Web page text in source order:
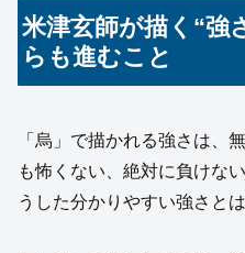
米津玄師が描く“強
らも進むこと
「烏」で描かれる強さは、
も怖くない、絶対に負けな
うした分かりやすい強さと